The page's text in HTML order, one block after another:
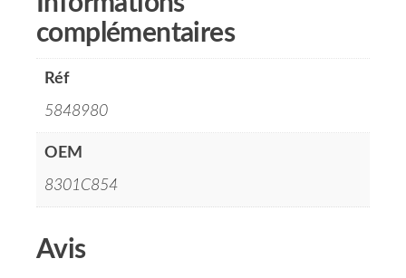
complémentaires
Réf
5848980
OEM
8301C854
Avis